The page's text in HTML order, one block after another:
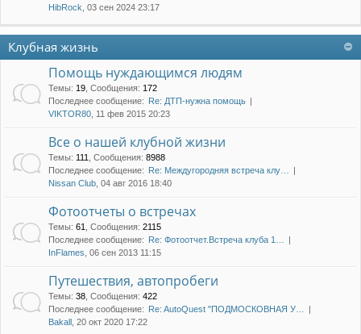
HibRock , 03 сен 2024 23:17
Клубная жизнь
Помощь нуждающимся людям
Темы: 19 Сообщения: 172
Последнее сообщение: Re: ДТП-нужна помощь
VIKTOR80 , 11 фев 2015 20:23
Все о нашей клубной жизни
Темы: 111 Сообщения: 8988
Последнее сообщение: Re: Междугородняя встреча клу…
Nissan Club , 04 авг 2016 18:40
Фотоотчеты о встречах
Темы: 61 Сообщения: 2115
Последнее сообщение: Re: Фотоотчет.Встреча клуба 1…
InFlames , 06 сен 2013 11:15
Путешествия, автопробеги
Темы: 38 Сообщения: 422
Последнее сообщение: Re: AutoQuest "ПОДМОСКОВНАЯ У…
Bakall , 20 окт 2020 17:22